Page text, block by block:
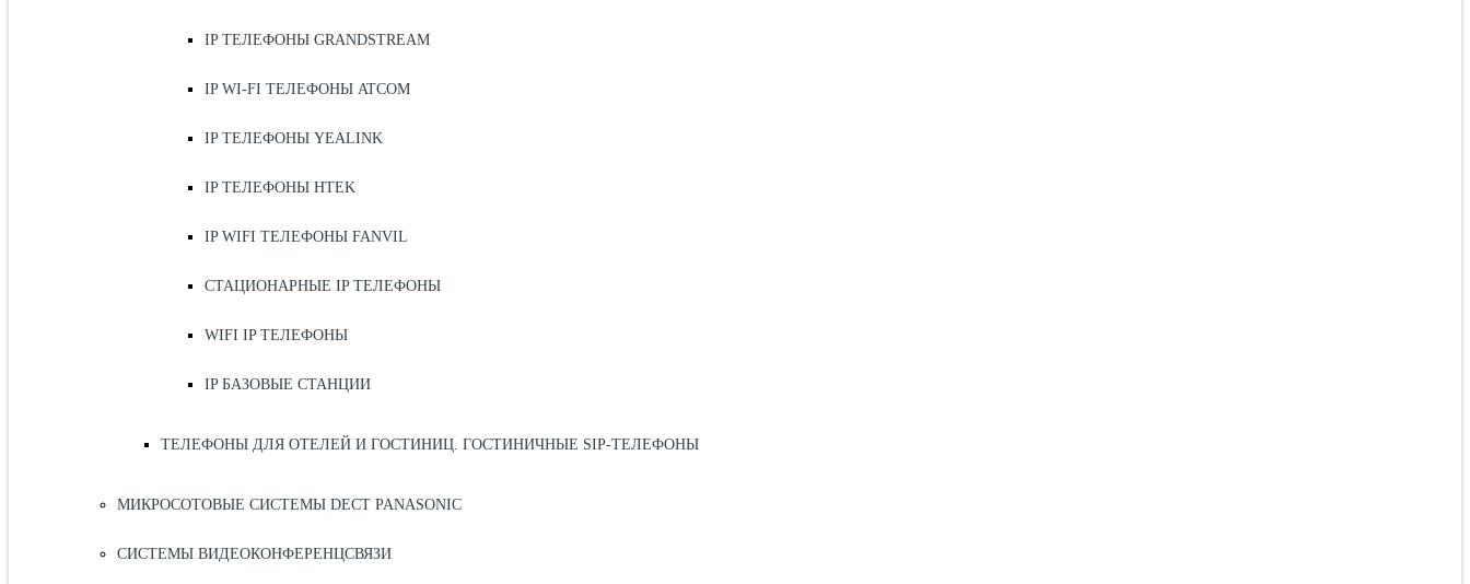
IP ТЕЛЕФОНЫ GRANDSTREAM
IP WI-FI ТЕЛЕФОНЫ ATCOM
IP ТЕЛЕФОНЫ YEALINK
IP ТЕЛЕФОНЫ HTEK
IP WIFI ТЕЛЕФОНЫ FANVIL
СТАЦИОНАРНЫЕ IP ТЕЛЕФОНЫ
WIFI IP ТЕЛЕФОНЫ
IP БАЗОВЫЕ СТАНЦИИ
ТЕЛЕФОНЫ ДЛЯ ОТЕЛЕЙ И ГОСТИНИЦ. ГОСТИНИЧНЫЕ SIP-ТЕЛЕФОНЫ
МИКРОСОТОВЫЕ СИСТЕМЫ DECT PANASONIC
СИСТЕМЫ ВИДЕОКОНФЕРЕНЦСВЯЗИ